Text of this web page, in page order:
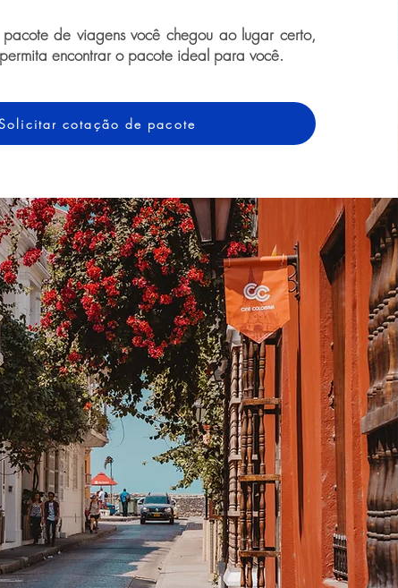
de viagens você chegou ao lugar certo,
encontrar o pacote ideal para você.
cotação de pacote